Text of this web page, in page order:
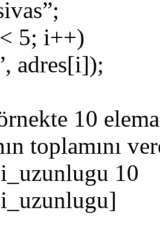
5; i++)
adres[i]);
10
toplamını
10